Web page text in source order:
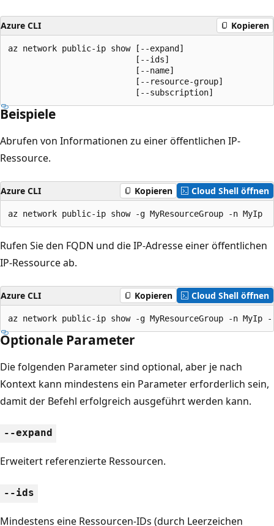
Azure CLI Kopieren
az network public-ip show [--expand]
                          [--ids]
                          [--name]
                          [--resource-group]
                          [--subscription]
Beispiele
Abrufen von Informationen zu einer öffentlichen IP-
Ressource.
Azure CLI Kopieren Cloud Shell öffnen
az network public-ip show -g MyResourceGroup -n MyIp
Rufen Sie den FQDN und die IP-Adresse einer öffentlichen
IP-Ressource ab.
Azure CLI Kopieren Cloud Shell öffnen
az network public-ip show -g MyResourceGroup -n
Optionale Parameter
Die folgenden Parameter sind optional, aber je nach
Kontext kann mindestens ein Parameter erforderlich sein,
damit der Befehl erfolgreich ausgeführt werden kann.
--expand
Erweitert referenzierte Ressourcen.
--ids
Mindestens eine Ressourcen-IDs (durch Leerzeichen